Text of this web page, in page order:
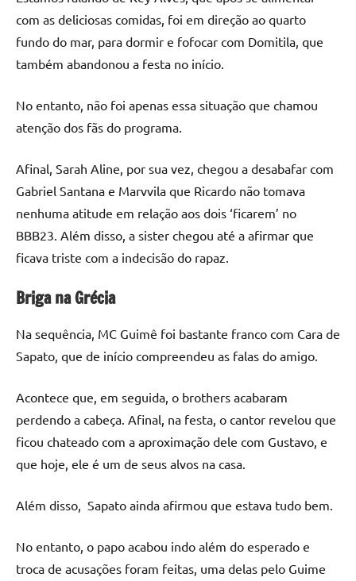
com as deliciosas comidas, foi em direção ao quarto
fundo do mar, para dormir e fofocar com Domitila, que
também abandonou a festa no início.
No entanto, não foi apenas essa situação que chamou
atenção dos fãs do programa.
Afinal, Sarah Aline, por sua vez, chegou a desabafar com
Gabriel Santana e Marvvila que Ricardo não tomava
nenhuma atitude em relação aos dois ‘ficarem’ no
BBB23. Além disso, a sister chegou até a afirmar que
ficava triste com a indecisão do rapaz.
Briga na Grécia
Na sequência, MC Guimê foi bastante franco com Cara de
Sapato, que de início compreendeu as falas do amigo.
Acontece que, em seguida, o brothers acabaram
perdendo a cabeça. Afinal, na festa, o cantor revelou que
ficou chateado com a aproximação dele com Gustavo, e
que hoje, ele é um de seus alvos na casa.
Além disso, Sapato ainda afirmou que estava tudo bem.
No entanto, o papo acabou indo além do esperado e
troca de acusações foram feitas, uma delas pelo Guime